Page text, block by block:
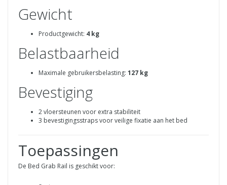
Gewicht
Productgewicht: 4 kg
Belastbaarheid
Maximale gebruikersbelasting: 127 kg
Bevestiging
2 vloersteunen voor extra stabiliteit
3 bevestigingsstraps voor veilige fixatie aan het bed
Toepassingen
De Bed Grab Rail is geschikt voor: